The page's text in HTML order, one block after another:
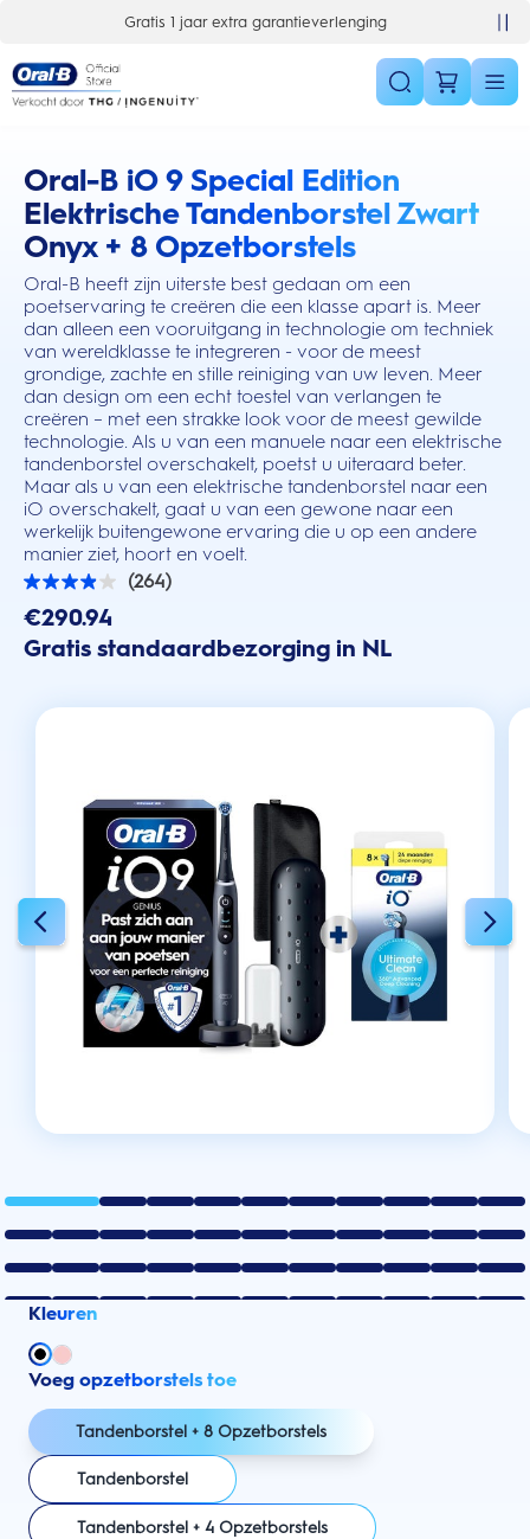
Gratis 1 jaar extra garantieverlenging
Oral-B iO 9 Special Edition
Elektrische Tandenborstel Zwart
Onyx + 8 Opzetborstels
Oral-B heeft zijn uiterste best gedaan om een
poetservaring te creëren die een klasse apart is. Meer
dan alleen een vooruitgang in technologie om techniek
van wereldklasse te integreren - voor de meest
grondige, zachte en stille reiniging van uw leven. Meer
dan design om een echt toestel van verlangen te
creëren – met een strakke look voor de meest gewilde
technologie. Als u van een manuele naar een elektrische
tandenborstel overschakelt, poetst u uiteraard beter.
Maar als u van een elektrische tandenborstel naar een
iO overschakelt, gaat u van een gewone naar een
werkelijk buitengewone ervaring die u op een andere
manier ziet, hoort en voelt.
this action will scroll you to the reviews section
(264)
3.9
van
de
5
sterren.
€290.94
Gratis standaardbezorging in NL
Kleuren
Voeg opzetborstels toe
Tandenborstel + 8 Opzetborstels
Tandenborstel
Tandenborstel + 4 Opzetborstels